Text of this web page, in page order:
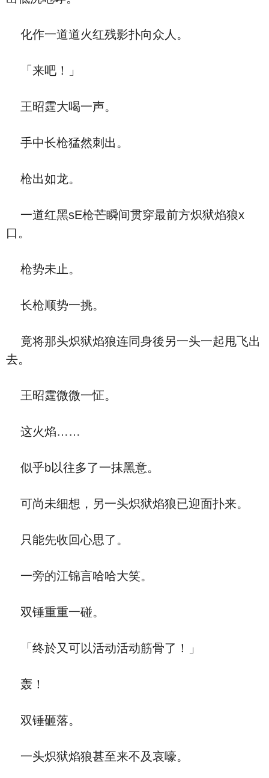
化作一道道火红残影扑向众人。
「来吧！」
王昭霆大喝一声。
手中长枪猛然刺出。
枪出如龙。
一道红黑sE枪芒瞬间贯穿最前方炽狱焰狼x
口。
枪势未止。
长枪顺势一挑。
竟将那头炽狱焰狼连同身後另一头一起甩飞出
去。
王昭霆微微一怔。
这火焰……
似乎b以往多了一抹黑意。
可尚未细想，另一头炽狱焰狼已迎面扑来。
只能先收回心思了。
一旁的江锦言哈哈大笑。
双锤重重一碰。
「终於又可以活动活动筋骨了！」
轰！
双锤砸落。
一头炽狱焰狼甚至来不及哀嚎。